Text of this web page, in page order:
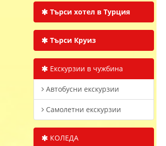
Търси хотел в Турция
Търси Круиз
Екскурзии в чужбина
Автобусни екскурзии
Самолетни екскурзии
КОЛЕДА